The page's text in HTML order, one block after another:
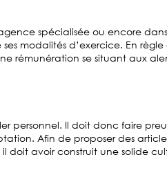
spécialisée ou encore
modalités d’exercice. En
rémunération se situant aux
personnel. Il doit donc faire
Afin de proposer des
doit avoir construit une solide